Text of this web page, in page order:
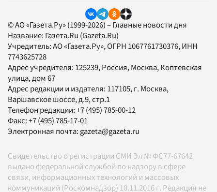
© АО «Газета.Ру» (1999-2026) – Главные новости дня
Название: Газета.Ru (Gazeta.Ru)
Учредитель:АО «Газета.Ру», ОГРН 1067761730376, ИНН
7743625728
Адрес учредителя: 125239, Россия, Москва, Коптевская
улица, дом 67
Адрес редакции и издателя: 117105, г. Москва,
Варшавское шоссе, д.9, стр.1
Телефон редакции:+7 (495) 785-00-12
Факс:+7 (495) 785-17-01
Электронная почта:gazeta@gazeta.ru
Свидетельство о регистрации СМИ Эл № ФС77-67642
выдано федеральной службой по надзору в сфере
связи, информационных технологий и массовых
коммуникаций (Роскомнадзор) 10.11.2016 г. Редакция не